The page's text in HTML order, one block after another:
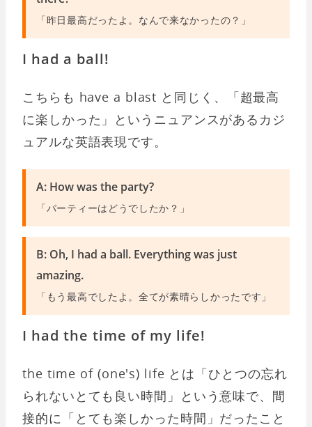
「昨日最高だったよ。なんで来なかったの？」
I had a ball!
こちらも have a blast と同じく、「超最高
に楽しかった」というニュアンスがあるカジ
ュアルな英語表現です。
A: How was the party?
「パーティーはどうでしたか？」
B: Oh, I had a ball. Everything was just
amazing.
「もう最高でしたよ。全てが素晴らしかったです」
I had the time of my life!
the time of (one's) life とは「ひとつの忘れ
られないとても良い時間」という意味で、間
接的に「とても楽しかった時間」だったこと